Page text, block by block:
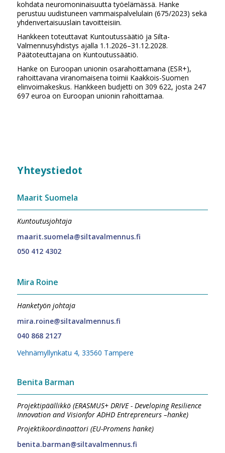
kohdata neuromoninaisuutta työelämässä. Hanke
perustuu uudistuneen vammaispalvelulain (675/2023) sekä
yhdenvertaisuuslain tavoitteisiin.
Hankkeen toteuttavat Kuntoutussäätiö ja Silta-
Valmennusyhdistys ajalla 1.1.2026–31.12.2028.
Päätoteuttajana on Kuntoutussäätiö.
Hanke on Euroopan unionin osarahoittamana (ESR+),
rahoittavana viranomaisena toimii Kaakkois-Suomen
elinvoimakeskus. Hankkeen budjetti on 309 622, josta 247
697 euroa on Euroopan unionin rahoittamaa.
Yhteystiedot
Maarit Suomela
Kuntoutusjohtaja
maarit.suomela@siltavalmennus.fi
050 412 4302
Mira Roine
Hanketyön johtaja
mira.roine@siltavalmennus.fi
040 868 2127
Vehnämyllynkatu 4, 33560 Tampere
Benita Barman
Projektipäällikkö (ERASMUS+ DRIVE - Developing Resilience
Innovation and Visionfor ADHD Entrepreneurs –hanke)
Projektikoordinaattori (EU-Promens hanke)
benita.barman@siltavalmennus.fi